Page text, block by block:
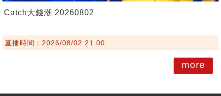
Catch大錢潮 20260802
直播時間：2026/08/02 21:00
more